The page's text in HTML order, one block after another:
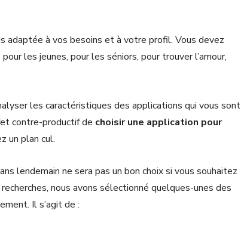
adaptée à vos besoins et à votre profil. Vous devez
les jeunes, pour les séniors, pour trouver l’amour,
les caractéristiques des applications qui vous sont
contre-productif de choisir une application pour
un plan cul.
lendemain ne sera pas un bon choix si vous souhaitez
nous avons sélectionné quelques-unes des
Il s’agit de :